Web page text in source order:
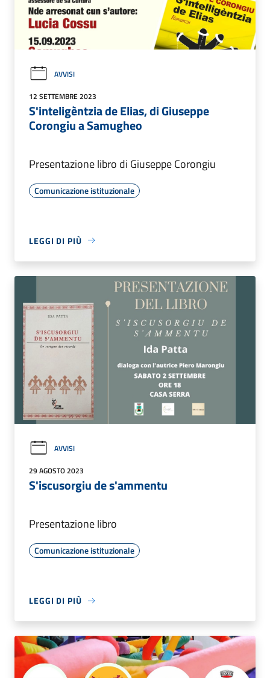
AVVISI
12 SETTEMBRE 2023
S'inteligèntzia de Elias, di Giuseppe
Corongiu a Samugheo
Presentazione libro di Giuseppe Corongiu
Comunicazione istituzionale
LEGGI DI PIÙ
AVVISI
29 AGOSTO 2023
S'iscusorgiu de s'ammentu
Presentazione libro
Comunicazione istituzionale
LEGGI DI PIÙ